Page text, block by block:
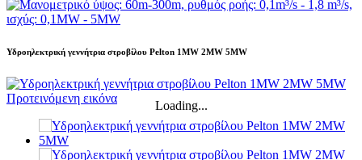
Υδροηλεκτρική γεννήτρια στροβίλου Pelton 1MW 2MW 5MW
Loading...